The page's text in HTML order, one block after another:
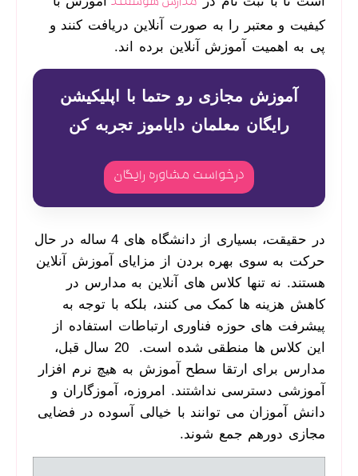
کیفیت و معتبر را به صورت آنلاین دریافت کنند و
پی به اهمیت آموزش آنلاین برده اند.
آموزش مجازی رو حتما با اپلیکیشن
رایگان معلمان دایاموز تجربه کن
درخواست مشاوره رایگان
در حقیقت، بسیاری از دانشگاه­ های 4 ساله در حال
حرکت به ‌سوی بهره بردن از مزایای آموزش آنلاین
هستند. نه ‌تنها کلاس­ های آنلاین به مدارس در
کاهش هزینه­ ها کمک می­ کنند، بلکه با توجه به
پیشرفت ­های حوزه فناوری ارتباطات استفاده از
این کلاس ­ها منطقی شده است. 20 سال قبل،
مدارس برای ارتقا سطح آموزش به هیچ نرم افزار
آموزشی دسترسی نداشتند. امروزه، آموزگاران و
دانش­ آموزان می ­توانند با خیالی آسوده در فضایی
مجازی دورهم جمع شوند.